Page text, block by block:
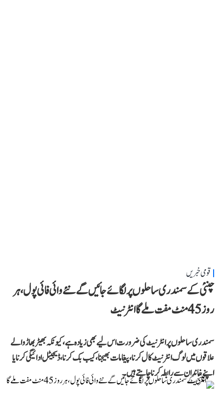
قومی خبریں
چنئی کے سمندری ساحلوں پر لگائے جائیں گے نئے وائی فائی پول، ہر
روز 45 منٹ مفت ملے گا انٹرنیٹ
سمندری ساحلوں پر انٹرنیٹ کی ضرورت اس لیے بھی زیادہ ہے، کیونکہ بھیڑ بھاڑ والے
علاقوں میں لوگ انٹرنیٹ کال کرنا، پیغامات بھیجنا، کیب بک کرنا، ڈیجیٹل ادائیگی کرنا یا
اپنے خاندان سے رابطہ کرنا چاہتے ہیں۔